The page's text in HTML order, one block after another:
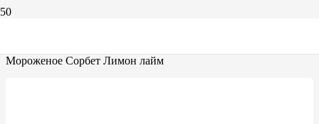
Мороженое Сорбет Лимон лайм